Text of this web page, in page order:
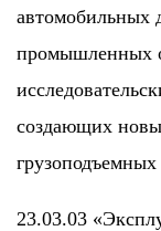
автомобильных
промышленных
создающих
23.03.03